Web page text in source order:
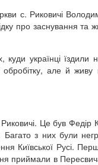
с. Риковичі
про заснування
українці
але й
Це був
з них були
Київської Русі.
в